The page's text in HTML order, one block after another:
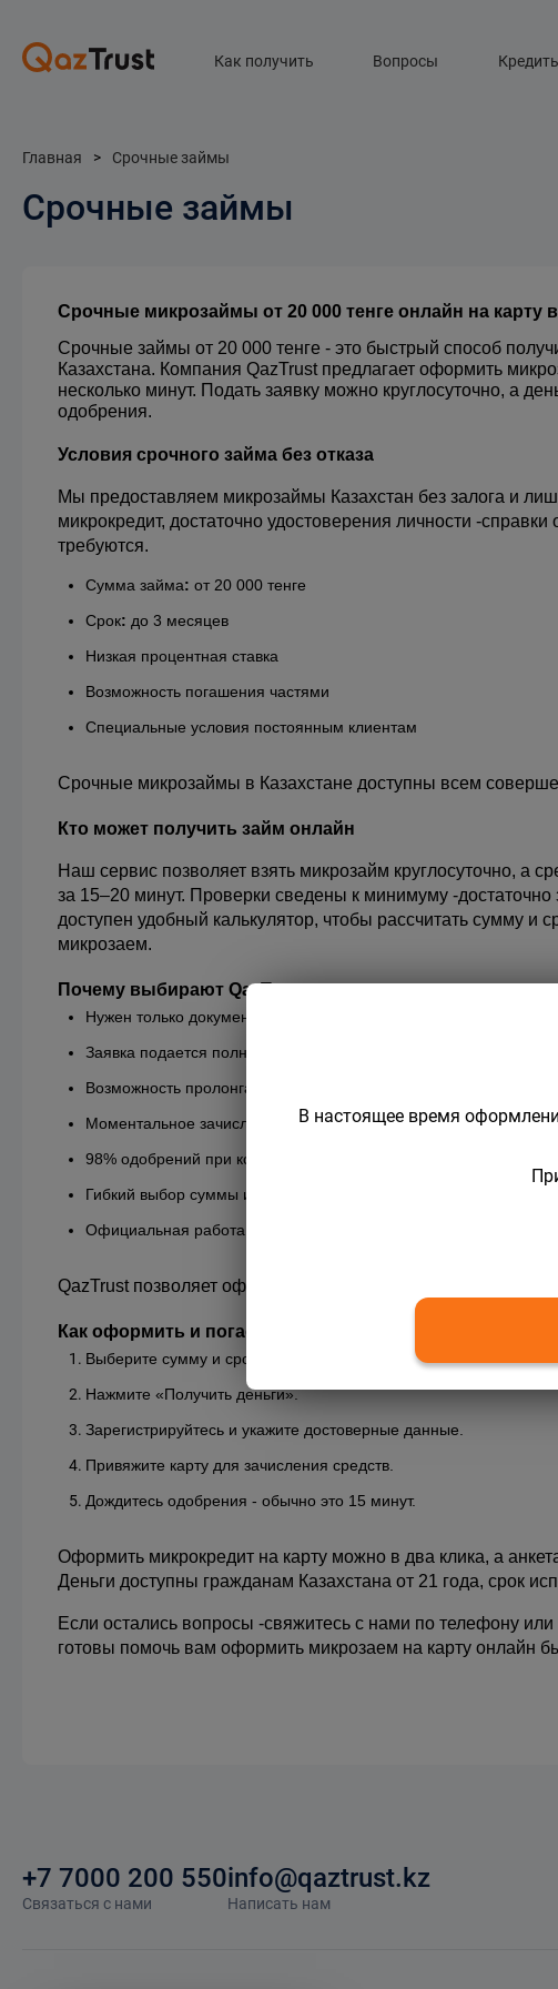
Как получить Вопросы
Главная > Срочные займы
Срочные займы
Срочные микрозаймы от 20 000 тенге онлайн на карту
Срочные займы от 20 000 тенге - это быстрый способ
Казахстана. Компания QazTrust предлагает оформить
несколько минут. Подать заявку можно круглосуточно, а
одобрения.
Условия срочного займа без отказа
Мы предоставляем микрозаймы Казахстан без залога и
микрокредит, достаточно удостоверения личности -справки
требуются.
Сумма займа: от 20 000 тенге
Срок: до 3 месяцев
Низкая процентная ставка
Возможность погашения частями
Специальные условия постоянным клиентам
Срочные микрозаймы в Казахстане доступны всем
Кто может получить займ онлайн
Наш сервис позволяет взять микрозайм круглосуточно, а
за 15–20 минут. Проверки сведены к минимуму -достаточно
доступен удобный калькулятор, чтобы рассчитать сумму и
микрозаем.
Почему выбирают QazTrust
Нужен только документ, удостоверяющий личность
Заявка подается полностью онлайн
Возможность пролонгации после 30 дней пользования
Моментальное зачисление денег
98% одобрений при корректной анкете
Гибкий выбор суммы и срока
Официальная работа в рамках законодательства
QazTrust позволяет оформить микрокредит онлайн
Как оформить и погасить срочный займ
Выберите сумму и срок в калькуляторе.
Нажмите «Получить деньги».
Зарегистрируйтесь и укажите достоверные данные.
Привяжите карту для зачисления средств.
Дождитесь одобрения - обычно это 15 минут.
Оформить микрокредит на карту можно в два клика, а
Деньги доступны гражданам Казахстана от 21 года, срок
Если остались вопросы -свяжитесь с нами по телефону
готовы помочь вам оформить микрозаем на карту онлайн
+7 7000 200 550
Связаться с нами
info@qaztrust.kz
Написать нам
В настоящее время